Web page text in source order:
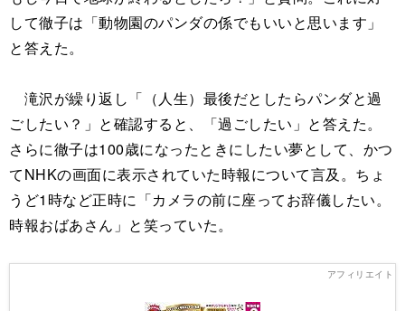
して徹子は「動物園のパンダの係でもいいと思います」
と答えた。
滝沢が繰り返し「（人生）最後だとしたらパンダと過
ごしたい？」と確認すると、「過ごしたい」と答えた。
さらに徹子は100歳になったときにしたい夢として、かつ
てNHKの画面に表示されていた時報について言及。ちょ
うど1時など正時に「カメラの前に座ってお辞儀したい。
時報おばあさん」と笑っていた。